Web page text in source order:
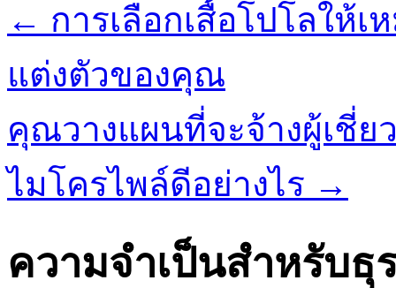
← การเลือกเสื้อโปโลให้
แต่งตัวของคุณ
คุณวางแผนที่จะจ้างผู้เชี่ย
ไมโครไพล์ดีอย่างไร →
ความจำเป็นสำหรับ